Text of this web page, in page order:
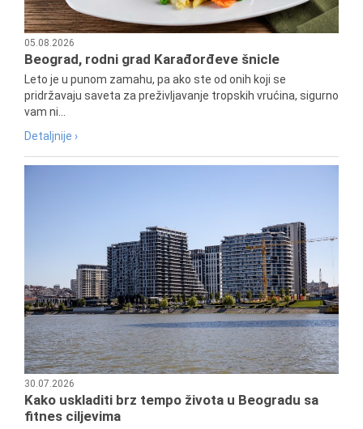
05.08.2026
Beograd, rodni grad Karađorđeve šnicle
Leto je u punom zamahu, pa ako ste od onih koji se
pridržavaju saveta za preživljavanje tropskih vrućina, sigurno
vam ni...
Detaljnije ›
30.07.2026
Kako uskladiti brz tempo života u Beogradu sa
fitnes ciljevima